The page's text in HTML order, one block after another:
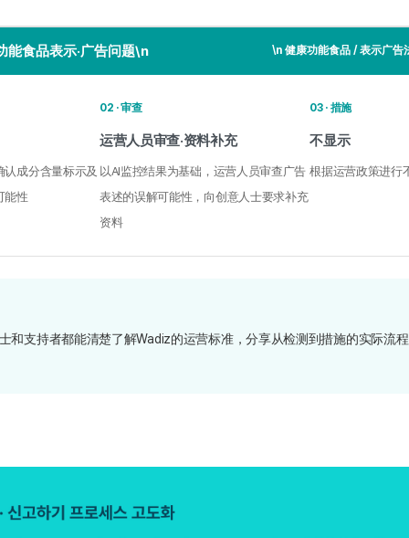
能食品表示·广告问题\n \n 健康功能食品 / 表示广告
成分含量标示及
能性
02 · 审查
运营人员审查·资料补充
以AI监控结果为基础，运营人员审查广告
表述的误解可能性，向创意人士要求补充
资料
03 · 措施
不显示
根据运营政策进行
和支持者都能清楚了解Wadiz的运营标准，分享从检测到措施的实际流